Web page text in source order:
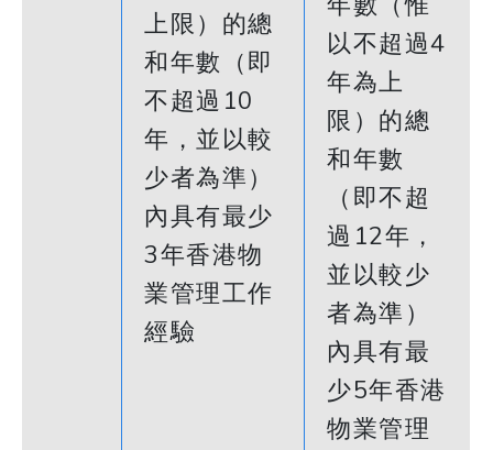
上限）的總
和年數（即
不超過10
年，並以較
少者為準）
內具有最少
3年香港物
業管理工作
經驗
以不超過4
年為上
限）的總
和年數
（即不超
過12年，
並以較少
者為準）
內具有最
少5年香港
物業管理